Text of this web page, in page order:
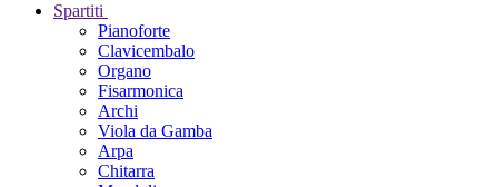
Spartiti
Pianoforte
Clavicembalo
Organo
Fisarmonica
Archi
Viola da Gamba
Arpa
Chitarra